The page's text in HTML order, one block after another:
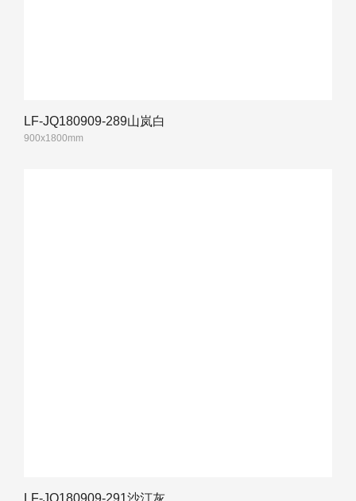
LF-JQ180909-289山岚白
900x1800mm
LF-JQ180909-291沙汀灰